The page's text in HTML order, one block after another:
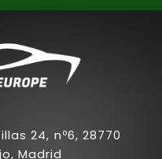
24, nº6, 28770
Madrid